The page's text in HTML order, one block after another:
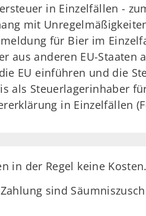
in Einzelfällen -
mit
für Bier im
aus anderen EU-
EU einführen und die
als Steuerlagerinhaber
in Einzelfällen
in der Regel keine Kosten.
sind